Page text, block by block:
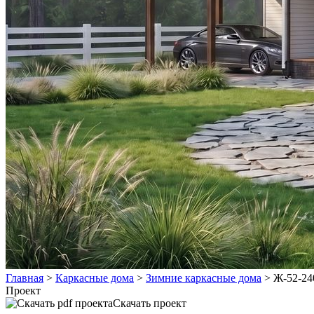
Главная > Каркасные дома > Зимние каркасные дома > Ж-52-
Проект
Скачать проект